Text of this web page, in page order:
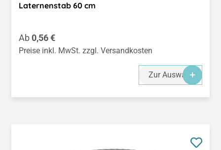
Laternenstab 60 cm
Regulärer Preis:
Ab0,56 €
Preise inkl. MwSt. zzgl. Versandkosten
Zur Auswahl